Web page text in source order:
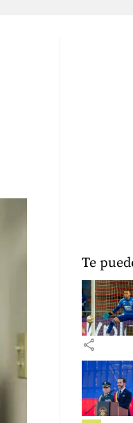
Te
share